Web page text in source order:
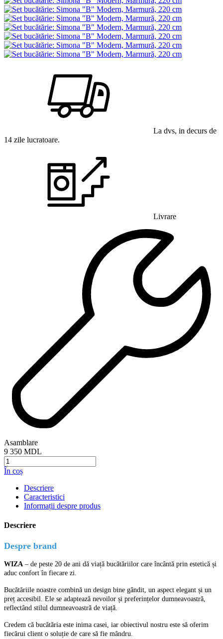
La dvs, in decurs de
14 zile lucratoare.
Livrare
Asamblare
9 350 MDL
Cantitate
Set
bucătărie:
Simona
Modern,
220
În coș
Descriere
Caracteristici
Informații despre produs
Descriere
Despre brand
WIZA – de peste 20 de ani dă viață bucătăriilor care încântă prin estetică și
aduc confort în fiecare zi.
Bucătăriile noastre combină un design bine gândit, un aspect elegant și un
preț accesibil. Ele se adaptează nevoilor și preferințelor dumneavoastră,
reflectând stilul dumneavoastră de viață.
Credem că bucătăria este inima casei, iar obiectivul nostru este să oferim
fiecărui client o soluție de care să fie mândru.